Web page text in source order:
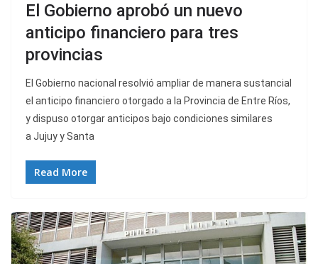
El Gobierno aprobó un nuevo
anticipo financiero para tres
provincias
El Gobierno nacional resolvió ampliar de manera sustancial
el anticipo financiero otorgado a la Provincia de Entre Ríos,
y dispuso otorgar anticipos bajo condiciones similares
a Jujuy y Santa
Read More